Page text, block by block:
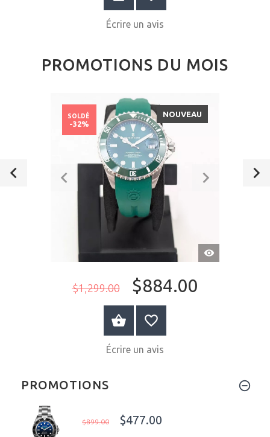
Écrire un avis
PROMOTIONS DU MOIS
APERÇU
RAPIDE
NOUVEAU
$1,299.00 $884.00
SOLDÉ
-32%
AU PANIER
Écrire un avis
PROMOTIONS
$899.00 $477.00